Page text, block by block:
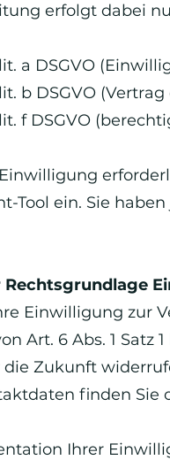
erfolgt dabei
a DSGVO
b DSGVO
f DSGVO
Tool ein. Sie
Rechtsgrundlage
Einwilligung zur
Art. 6 Abs. 1
Zukunft
finden Sie
Ihrer